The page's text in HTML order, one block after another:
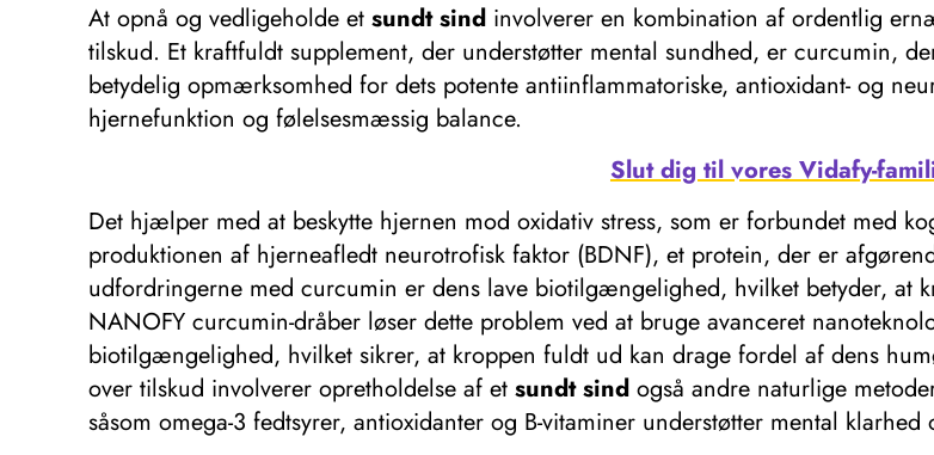
At opnå og vedligeholde etsundt sind involverer en kombination af ordentlig
tilskud. Et kraftfuldt supplement, der understøtter mental sundhed, er curcumin,
betydelig opmærksomhed for dets potente antiinflammatoriske, antioxidant- og
hjernefunktion og følelsesmæssig balance.
Slut dig til vores Vidafy-
Det hjælper med at beskytte hjernen mod oxidativ stress, som er forbundet med
produktionen af ​​hjerneafledt neurotrofisk faktor (BDNF), et protein, der er
udfordringerne med curcumin er dens lave biotilgængelighed, hvilket betyder, at
NANOFY curcumin-dråber løser dette problem ved at bruge avanceret
biotilgængelighed, hvilket sikrer, at kroppen fuldt ud kan drage fordel af dens
over tilskud involverer opretholdelse af etsundt sind også andre naturlige
såsom omega-3 fedtsyrer, antioxidanter og B-vitaminer understøtter mental